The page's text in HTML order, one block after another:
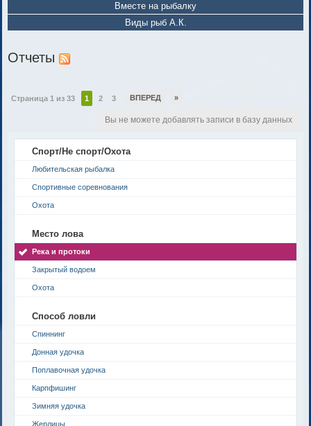
Вместе на рыбалку
Виды рыб А.К.
Отчеты
Страница 1 из 33 1 2 3 ВПЕРЕД »
Вы не можете добавлять записи в базу данных
Спорт/Не спорт/Охота
Любительская рыбалка
Спортивные соревнования
Охота
Место лова
Река и протоки
Закрытый водоем
Охота
Способ ловли
Спиннинг
Донная удочка
Поплавочная удочка
Карпфишинг
Зимняя удочка
Жерлицы